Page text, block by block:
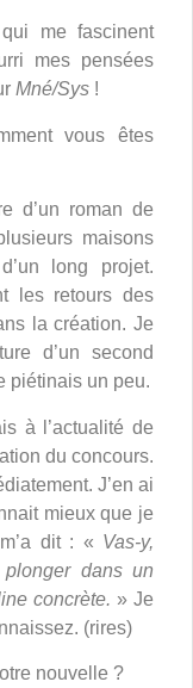
me fascinent
mes pensées
Mné/Sys !
vous êtes
d’un roman de
maisons
long projet.
les retours des
la création. Je
d’un second
piétinais un peu.
à l’actualité de
du concours.
J’en ai
mieux que je
dit : « Vas-y,
dans un
concrète. » Je
(rires)
nouvelle ?